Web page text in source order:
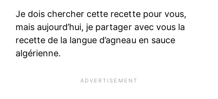
Je dois chercher cette recette pour vous,
mais aujourd’hui, je partager avec vous la
recette de la langue d’agneau en sauce
algérienne.